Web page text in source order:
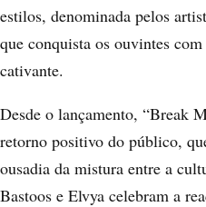
estilos, denominada pelos
que conquista os ouvintes
cativante.
Desde o lançamento, “Break
retorno positivo do público,
ousadia da mistura entre a
Bastoos e Elvya celebram a